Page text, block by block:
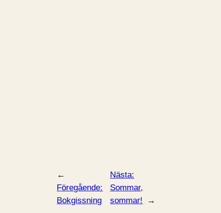
←
Föregående:
Bokgissning
Nästa:
Sommar,
sommar!
→